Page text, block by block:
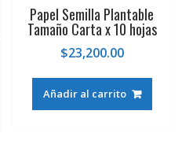
Papel Semilla Plantable
Tamaño Carta x 10 hojas
$23,200.00
Añadir al carrito